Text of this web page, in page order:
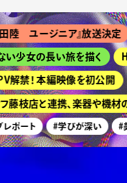
ユージニア』放送決定
少女の長い旅を描く
禁！ 本編映像を初公開
枝店と連携、楽器や機材
ポート #学びが深い #美